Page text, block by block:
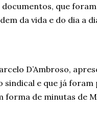
que
da vida e do dia a
D’Ambroso,
e que já foram
forma de minutas de